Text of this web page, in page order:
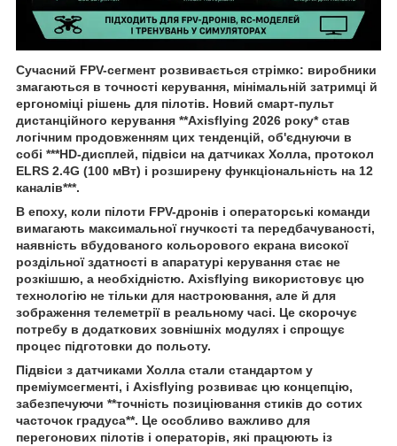
Сучасний FPV-сегмент розвивається стрімко: виробники
змагаються в точності керування, мінімальній затримці й
ергономіці рішень для пілотів. Новий смарт-пульт
дистанційного керування **Axisflying 2026 року* став
логічним продовженням цих тенденцій, об'єднуючи в
собі ***HD-дисплей, підвіси на датчиках Холла, протокол
ELRS 2.4G (100 мВт) і розширену функціональність на 12
каналів***.
В епоху, коли пілоти FPV-дронів і операторські команди
вимагають максимальної гнучкості та передбачуваності,
наявність вбудованого кольорового екрана високої
роздільної здатності в апаратурі керування стає не
розкішшю, а необхідністю. Axisflying використовує цю
технологію не тільки для настроювання, але й для
зображення телеметрії в реальному часі. Це скорочує
потребу в додаткових зовнішніх модулях і спрощує
процес підготовки до польоту.
Підвіси з датчиками Холла стали стандартом у
преміумсегменті, і Axisflying розвиває цю концепцію,
забезпечуючи **точність позиціювання стиків до сотих
часточок градуса**. Це особливо важливо для
перегонових пілотів і операторів, які працюють із